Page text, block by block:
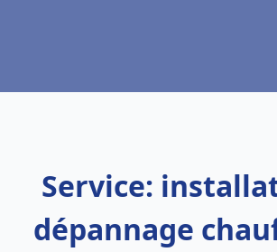
Service:
dépannage